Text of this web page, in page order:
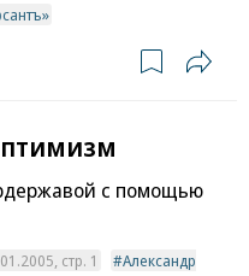
с помощью
стр. 1
Александр